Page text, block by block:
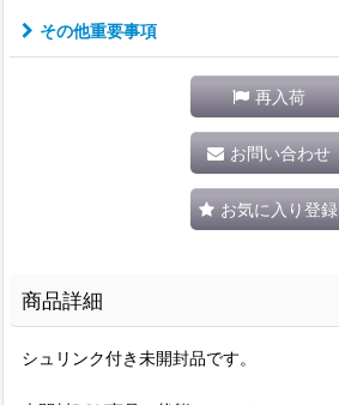
その他重要事項
再入荷
お問い合わせ
お気に入り登録
商品詳細
シュリンク付き未開封品です。